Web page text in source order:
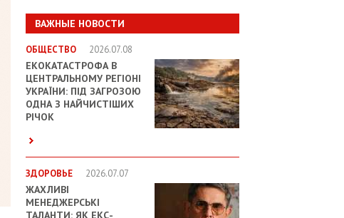
ВАЖНЫЕ НОВОСТИ
ОБЩЕСТВО 2026.07.08
ЕКОКАТАСТРОФА В
ЦЕНТРАЛЬНОМУ РЕГІОНІ
УКРАЇНИ: ПІД ЗАГРОЗОЮ
ОДНА З НАЙЧИСТІШИХ
РІЧОК
ЗДОРОВЬЕ 2026.07.07
ЖАХЛИВІ
МЕНЕДЖЕРСЬКІ
ТАЛАНТИ: ЯК ЕКС-